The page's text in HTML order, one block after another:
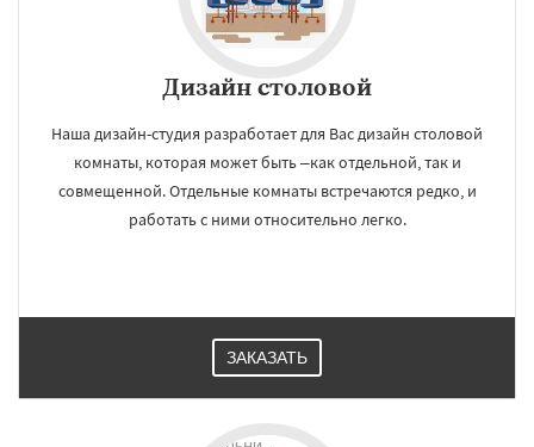
Дизайн cтоловой
Наша дизайн-студия разработает для Вас дизайн столовой
комнаты, которая может быть –как отдельной, так и
совмещенной. Отдельные комнаты встречаются редко, и
работать с ними относительно легко.
ЗАКАЗАТЬ